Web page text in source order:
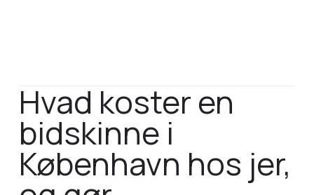
Hvad koster en
bidskinne i
København hos jer,